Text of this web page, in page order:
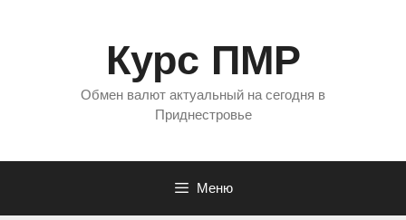
Курс ПМР
Обмен валют актуальный на сегодня в
Приднестровье
Меню